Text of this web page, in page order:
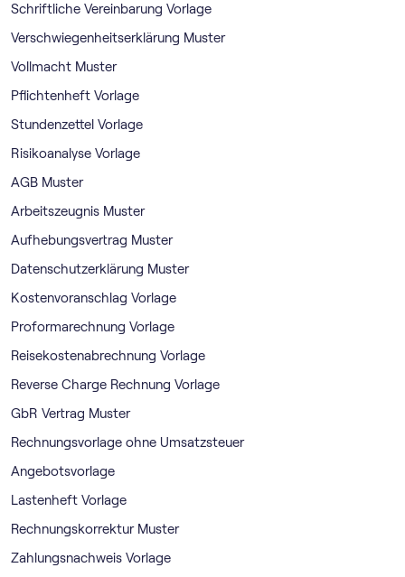
Schriftliche Vereinbarung Vorlage
Verschwiegenheitserklärung Muster
Vollmacht Muster
Pflichtenheft Vorlage
Stundenzettel Vorlage
Risikoanalyse Vorlage
AGB Muster
Arbeitszeugnis Muster
Aufhebungsvertrag Muster
Datenschutzerklärung Muster
Kostenvoranschlag Vorlage
Proformarechnung Vorlage
Reisekostenabrechnung Vorlage
Reverse Charge Rechnung Vorlage
GbR Vertrag Muster
Rechnungsvorlage ohne Umsatzsteuer
Angebotsvorlage
Lastenheft Vorlage
Rechnungskorrektur Muster
Zahlungsnachweis Vorlage